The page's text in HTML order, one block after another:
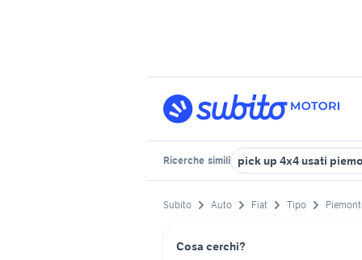
Ricerche simili pick up 4x4 usati
Subito Auto Fiat Tipo
Cosa cerchi?